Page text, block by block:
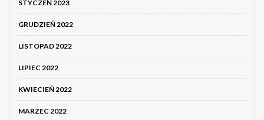
STYCZEŃ 2023
GRUDZIEŃ 2022
LISTOPAD 2022
LIPIEC 2022
KWIECIEŃ 2022
MARZEC 2022